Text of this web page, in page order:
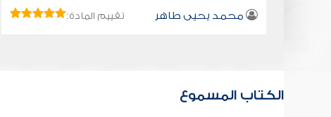
محمد يحيى طاهر تقييم المادة:
الكتاب المسموع